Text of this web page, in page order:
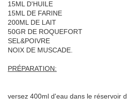
15ML D'HUILE
15ML DE FARINE
200ML DE LAIT
50GR DE ROQUEFORT
SEL&POIVRE
NOIX DE MUSCADE.
PRÉPARATION:
versez 400ml d'eau dans le réservoir